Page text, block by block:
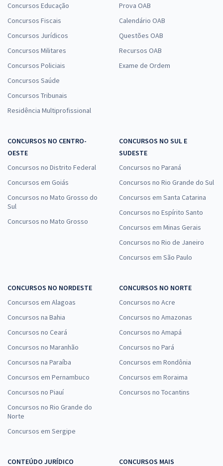
Concursos Educação
Concursos Fiscais
Concursos Jurídicos
Concursos Militares
Concursos Policiais
Concursos Saúde
Concursos Tribunais
Residência Multiprofissional
Prova OAB
Calendário OAB
Questões OAB
Recursos OAB
Exame de Ordem
CONCURSOS NO CENTRO-
OESTE
Concursos no Distrito Federal
Concursos em Goiás
Concursos no Mato Grosso do
Sul
Concursos no Mato Grosso
CONCURSOS NO SUL E
SUDESTE
Concursos no Paraná
Concursos no Rio Grande do Sul
Concursos em Santa Catarina
Concursos no Espírito Santo
Concursos em Minas Gerais
Concursos no Rio de Janeiro
Concursos em São Paulo
CONCURSOS NO NORDESTE
Concursos em Alagoas
Concursos na Bahia
Concursos no Ceará
Concursos no Maranhão
Concursos na Paraíba
Concursos em Pernambuco
Concursos no Piauí
Concursos no Rio Grande do
Norte
Concursos em Sergipe
CONCURSOS NO NORTE
Concursos no Acre
Concursos no Amazonas
Concursos no Amapá
Concursos no Pará
Concursos em Rondônia
Concursos em Roraima
Concursos no Tocantins
CONTEÚDO JURÍDICO
CONCURSOS MAIS